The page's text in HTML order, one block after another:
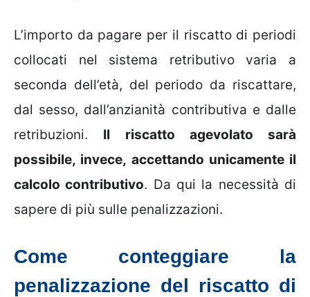
L’importo da pagare per il riscatto di periodi
collocati nel sistema retributivo varia a
seconda dell’età, del periodo da riscattare,
dal sesso, dall’anzianità contributiva e dalle
retribuzioni. Il riscatto agevolato sarà
possibile, invece, accettando unicamente il
calcolo contributivo. Da qui la necessità di
sapere di più sulle penalizzazioni.
Come conteggiare la
penalizzazione del riscatto di